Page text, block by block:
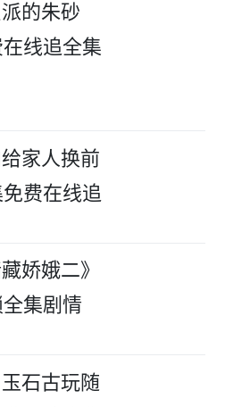
的朱砂
线追全集
家人换前
费在线追
娇娥二》
集剧情
石古玩随